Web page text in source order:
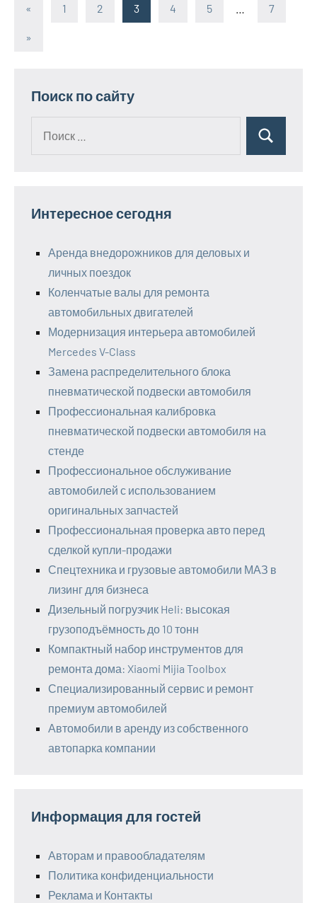
«
Предыдущие
1 2 3 4 5 7
Следующие
»
Поиск по сайту
Поиск
Интересное сегодня
Аренда внедорожников для деловых и
личных поездок
Коленчатые валы для ремонта
автомобильных двигателей
Модернизация интерьера автомобилей
Mercedes V-Class
Замена распределительного блока
пневматической подвески автомобиля
Профессиональная калибровка
пневматической подвески автомобиля на
стенде
Профессиональное обслуживание
автомобилей с использованием
оригинальных запчастей
Профессиональная проверка авто перед
сделкой купли-продажи
Спецтехника и грузовые автомобили МАЗ в
лизинг для бизнеса
Дизельный погрузчик Heli: высокая
грузоподъёмность до 10 тонн
Компактный набор инструментов для
ремонта дома: Xiaomi Mijia Toolbox
Специализированный сервис и ремонт
премиум автомобилей
Автомобили в аренду из собственного
автопарка компании
Информация для гостей
Авторам и правообладателям
Политика конфиденциальности
Реклама и Контакты